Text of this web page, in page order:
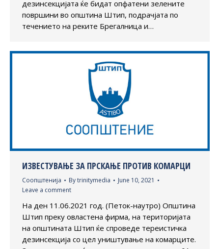
дезинсекцијата ќе бидат опфатени зелените
површини во општина Штип, подрачјата по
течението на реките Брегалница и…
ИЗВЕСТУВАЊЕ ЗА ПРСКАЊЕ ПРОТИВ КОМАРЦИ
Соопштенија Bytrinitymedia
June 10, 2021
Leave a comment
На ден 11.06.2021 год. (Петок-наутро) Општина
Штип преку овластена фирма, на територијата
на општината Штип ќе спроведе тереистичка
дезинсекција со цел уништување на комарците.